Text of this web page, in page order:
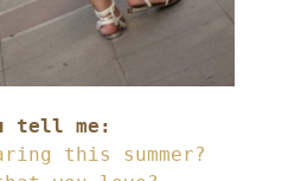
this summer?